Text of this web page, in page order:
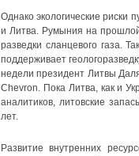
Однако экологические риски
и Литва. Румыния на
разведки сланцевого газа.
поддерживает
недели президент Литвы
Chevron. Пока Литва, как и
аналитиков, литовские
лет.
Развитие внутренних